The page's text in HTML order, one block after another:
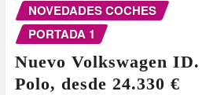
NOVEDADES COCHES
PORTADA 1
Nuevo Volkswagen ID.
Polo, desde 24.330 €